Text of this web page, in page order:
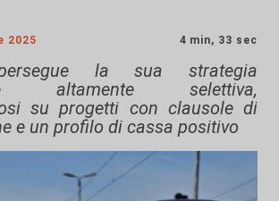
2025 4 min, 33 sec
persegue la sua strategia
altamente selettiva,
su progetti con clausole di
e un profilo di cassa positivo